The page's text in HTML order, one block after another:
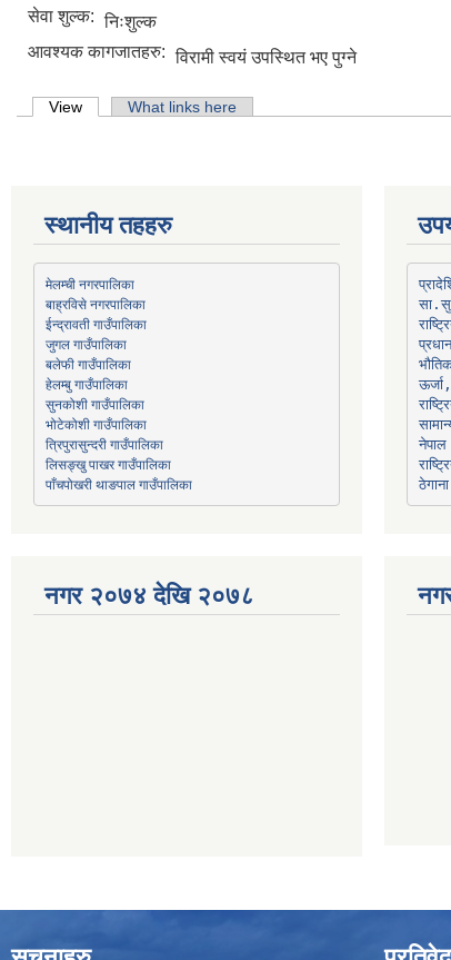
सेवा शुल्क: निःशुल्क
आवश्यक कागजातहरु: विरामी स्वयं उपस्थित भए पुग्ने
Primary tabs
View (active tab)What links here
स्थानीय तहहरु
मेलम्ची नगरपालिका
बाह्रविसे नगरपालिका
ईन्द्रावती गाउँपालिका
जुगल गाउँपालिका
बलेफी गाउँपालिका
हेलम्बु गाउँपालिका
सुनकोशी गाउँपालिका
भोटेकोशी गाउँपालिका
त्रिपुरासुन्दरी गाउँपालिका
लिसङ्खु पाखर गाउँपालिका
पाँचपोखरी थाङपाल गाउँपालिका
नगर २०७४ देखि २०७८
नेपाल